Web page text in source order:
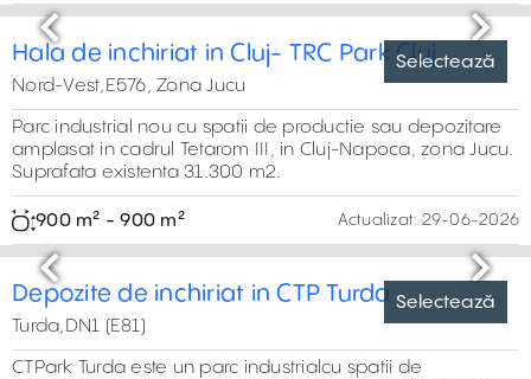
Selectează
Previous Next
Hala de inchiriat in Cluj- TRC Park Cluj
Nord-Vest,E576, Zona Jucu
Parc industrial nou cu spatii de productie sau depozitare
amplasat in cadrul Tetarom III, in Cluj-Napoca, zona Jucu.
Suprafata existenta 31.300 m2.
900 m² - 900 m² Actualizat: 29-06-2026
Selectează
Previous Next
Depozite de inchiriat in CTP Turda
Turda,DN1 (E81)
CTPark Turda este un parc industrialcu spatii de